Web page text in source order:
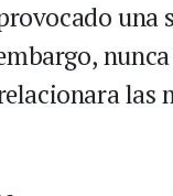
una
las